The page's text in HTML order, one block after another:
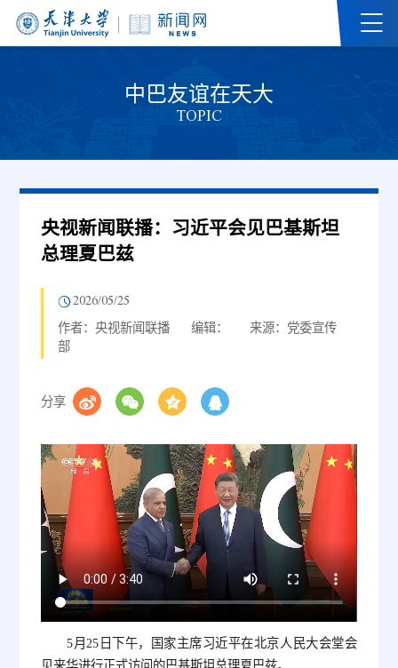
中巴友谊在天大
TOPIC
央视新闻联播：习近平会见巴基斯坦
总理夏巴兹
2026/05/25
作者：央视新闻联播 编辑：
来源：党委宣传
部
分享
5月25日下午，国家主席习近平在北京人民大会堂会
见来华进行正式访问的巴基斯坦总理夏巴兹。